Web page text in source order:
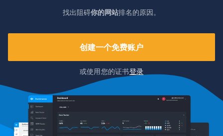
找出阻碍你的网站排名的原因。
创建一个免费账户
或使用您的证书登录